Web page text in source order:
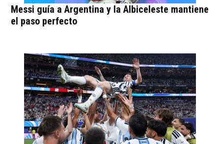
Messi guía a Argentina y la Albiceleste mantiene
el paso perfecto